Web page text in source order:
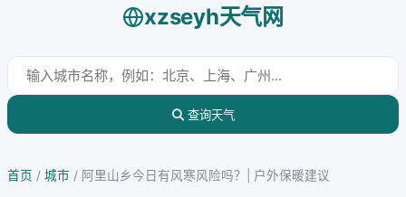
xzseyh天气网
查询天气
首页 / 城市 / 阿里山乡今日有风寒风险吗？| 户外保暖建议